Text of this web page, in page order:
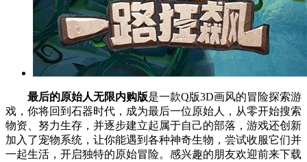
最后的原始人无限内购版是一款Q版3D画风的冒险探索游
戏，你将回到石器时代，成为最后一位原始人，从零开始搜索
物资、努力生存，并逐步建立起属于自己的部落，游戏还创新
加入了宠物系统，让你能遇到各种神奇生物，尝试收服它们并
一起生活，开启独特的原始冒险。感兴趣的朋友欢迎前来下载